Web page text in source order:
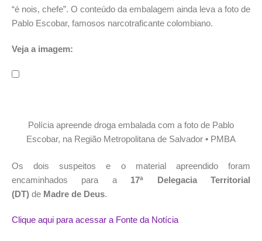
“é nois, chefe”. O conteúdo da embalagem ainda leva a foto de
Pablo Escobar, famosos narcotraficante colombiano.
Veja a imagem:
Polícia apreende droga embalada com a foto de Pablo
Escobar, na Região Metropolitana de Salvador • PMBA
Os dois suspeitos e o material apreendido foram
encaminhados para a 17ª Delegacia Territorial
(DT) de Madre de Deus.
Clique aqui para acessar a Fonte da Notícia